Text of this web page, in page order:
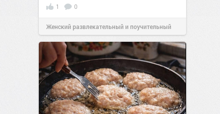
1 0
Женский развлекательный и поучительный
сайт.23:4106 авг 2026